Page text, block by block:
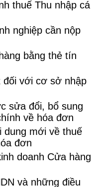
thuế Thu nhập cá
nghiệp cần nộp
bằng thẻ tín
đối với cơ sở nhập
sửa đổi, bổ sung
về hóa đơn
dung mới về thuế
đơn
doanh Cửa hàng
và những điều